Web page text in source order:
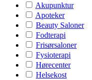
Akupunktur
Apoteker
Beauty Saloner
Fodterapi
Frisørsaloner
Fysioterapi
Hørecenter
Helsekost